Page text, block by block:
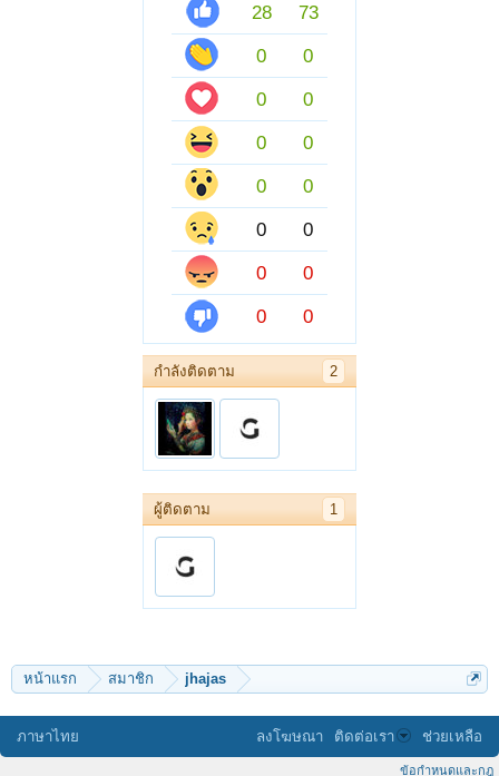
28
73
0
0
0
0
0
0
0
0
0
0
0
0
0
0
กำลังติดตาม 2
ผู้ติดตาม 1
หน้าแรก สมาชิก jhajas
ภาษาไทย ลงโฆษณา ติดต่อเรา ช่วยเหลือ
ข้อกำหนดและกฎ